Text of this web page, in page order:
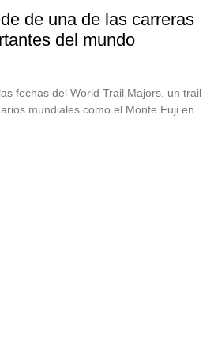
de una de las carreras
del mundo
fechas del World Trail Majors, un trail
mundiales como el Monte Fuji en